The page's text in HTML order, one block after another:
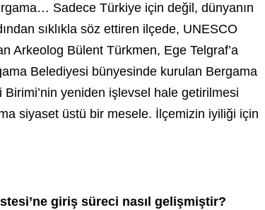
Sadece Türkiye için değil, dünyanın
sıklıkla söz ettiren ilçede, UNESCO
Arkeolog Bülent Türkmen, Ege Telgraf’a
Belediyesi bünyesinde kurulan Bergama
yeniden işlevsel hale getirilmesi
siyaset üstü bir mesele. İlçemizin iyiliği için
giriş süreci nasıl gelişmiştir?